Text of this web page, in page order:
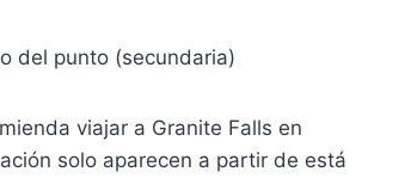
del punto (secundaria)
viajar a Granite Falls en
solo aparecen a partir de está